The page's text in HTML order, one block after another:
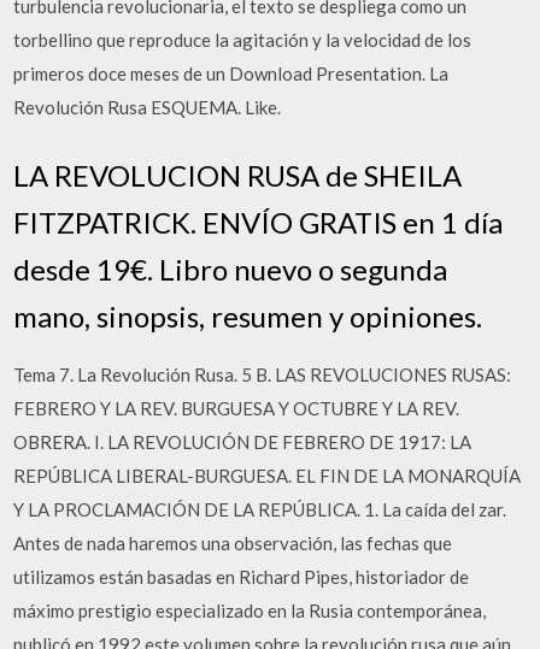
turbulencia revolucionaria, el texto se despliega como un
torbellino que reproduce la agitación y la velocidad de los
primeros doce meses de un Download Presentation. La
Revolución Rusa ESQUEMA. Like.
LA REVOLUCION RUSA de SHEILA
FITZPATRICK. ENVÍO GRATIS en 1 día
desde 19€. Libro nuevo o segunda
mano, sinopsis, resumen y opiniones.
Tema 7. La Revolución Rusa. 5 B. LAS REVOLUCIONES RUSAS:
FEBRERO Y LA REV. BURGUESA Y OCTUBRE Y LA REV.
OBRERA. I. LA REVOLUCIÓN DE FEBRERO DE 1917: LA
REPÚBLICA LIBERAL-BURGUESA. EL FIN DE LA MONARQUÍA
Y LA PROCLAMACIÓN DE LA REPÚBLICA. 1. La caída del zar.
Antes de nada haremos una observación, las fechas que
utilizamos están basadas en Richard Pipes, historiador de
máximo prestigio especializado en la Rusia contemporánea,
publicó en 1992 este volumen sobre la revolución rusa que aún